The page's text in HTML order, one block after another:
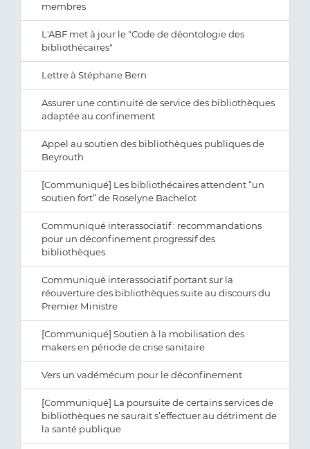
membres
L'ABF met à jour le "Code de déontologie des
bibliothécaires"
Lettre à Stéphane Bern
Assurer une continuité de service des bibliothèques
adaptée au confinement
Appel au soutien des bibliothèques publiques de
Beyrouth
[Communiqué] Les bibliothécaires attendent “un
soutien fort” de Roselyne Bachelot
Communiqué interassociatif : recommandations
pour un déconfinement progressif des
bibliothèques
Communiqué interassociatif portant sur la
réouverture des bibliothèques suite au discours du
Premier Ministre
[Communiqué] Soutien à la mobilisation des
makers en période de crise sanitaire
Vers un vadémécum pour le déconfinement
[Communiqué] La poursuite de certains services de
bibliothèques ne saurait s’effectuer au détriment de
la santé publique